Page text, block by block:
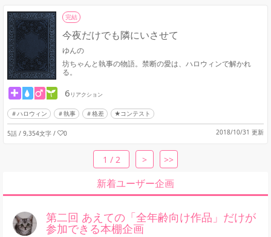
完結
今夜だけでも隣にいさせて
ゆんの
坊ちゃんと執事の物語。禁断の愛は、ハロウィンで解かれ
る。
6 リアクション
ハロウィン 執事 格差 ★コンテスト
5話 / 9,354文字 / 0 2018/10/31 更新
1 / 2 > >>
新着ユーザー企画
第二回 あえての「全年齢向け作品」だけが
参加できる本棚企画